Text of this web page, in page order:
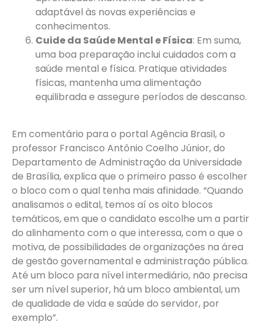
adaptável às novas experiências e
conhecimentos.
Cuide da Saúde Mental e Física: Em suma,
uma boa preparação inclui cuidados com a
saúde mental e física. Pratique atividades
físicas, mantenha uma alimentação
equilibrada e assegure períodos de descanso.
Em comentário para o portal Agência Brasil, o
professor Francisco Antônio Coelho Júnior, do
Departamento de Administração da Universidade
de Brasília, explica que o primeiro passo é escolher
o bloco com o qual tenha mais afinidade. “Quando
analisamos o edital, temos aí os oito blocos
temáticos, em que o candidato escolhe um a partir
do alinhamento com o que interessa, com o que o
motiva, de possibilidades de organizações na área
de gestão governamental e administração pública.
Até um bloco para nível intermediário, não precisa
ser um nível superior, há um bloco ambiental, um
de qualidade de vida e saúde do servidor, por
exemplo”.